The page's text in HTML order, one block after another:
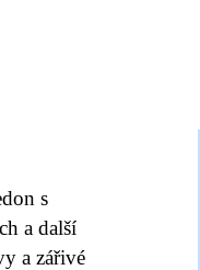
s
a další
a zářivé